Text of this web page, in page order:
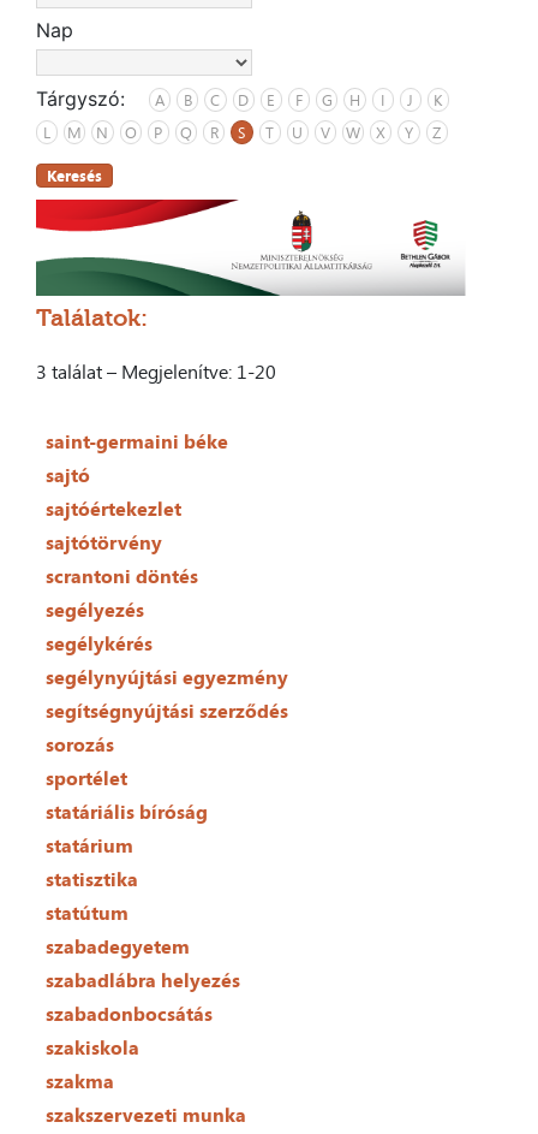
Nap
Tárgyszó: A B C D E F G H I J
K
L
M N O P Q R S T U V W X Y Z
Keresés
Találatok:
3 találat – Megjelenítve: 1-20
saint-germaini béke
sajtó
sajtóértekezlet
sajtótörvény
scrantoni döntés
segélyezés
segélykérés
segélynyújtási egyezmény
segítségnyújtási szerződés
sorozás
sportélet
statáriális bíróság
statárium
statisztika
statútum
szabadegyetem
szabadlábra helyezés
szabadonbocsátás
szakiskola
szakma
szakszervezeti munka